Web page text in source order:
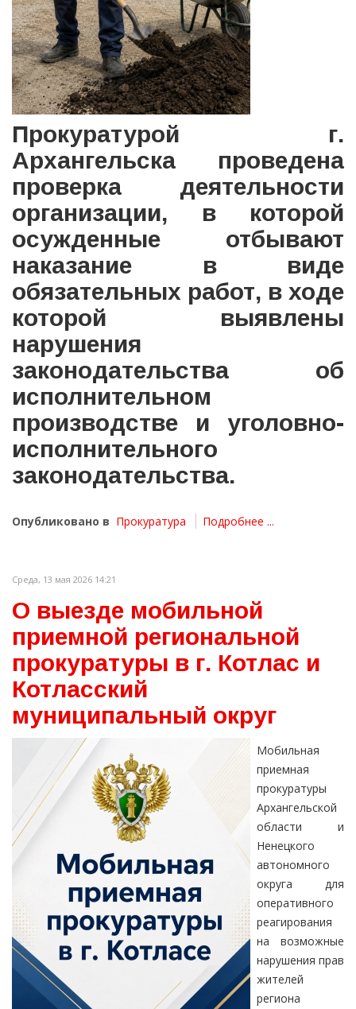
Прокуратурой г.
Архангельска проведена
проверка деятельности
организации, в которой
осужденные отбывают
наказание в виде
обязательных работ, в ходе
которой выявлены
нарушения
законодательства об
исполнительном
производстве и уголовно-
исполнительного
законодательства.
Опубликовано в Прокуратура Подробнее ...
Среда, 13 мая 2026 14:21
О выезде мобильной
приемной региональной
прокуратуры в г. Котлас и
Котласский
муниципальный округ
Мобильная
приемная
прокуратуры
Архангельской
области и
Ненецкого
автономного
округа для
оперативного
реагирования
на возможные
нарушения прав
жителей
региона